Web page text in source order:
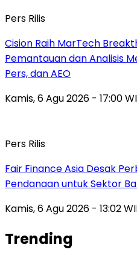
Pers Rilis
Cision Raih MarTech
Pemantauan dan Analisis
Pers, dan AEO
Kamis, 6 Agu 2026 - 17:00
Pers Rilis
Fair Finance Asia Desak
Pendanaan untuk Sektor
Kamis, 6 Agu 2026 - 13:02
Trending